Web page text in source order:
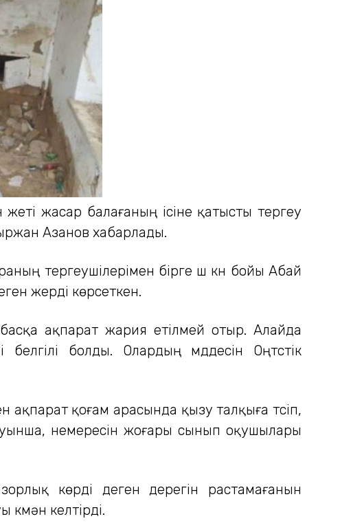
жеті жасар балағаның ісіне қатысты тергеу
Азанов хабарлады.
тергеушілерімен бірге үш күн бойы Абай
жерді көрсеткен.
ақпарат жария етілмей отыр. Алайда
болды. Олардың мүддесін Оңтүстік
қоғам арасында қызу талқыға түсіп,
немересін жоғары сынып оқушылары
көрді деген дерегін растамағанын
келтірді.